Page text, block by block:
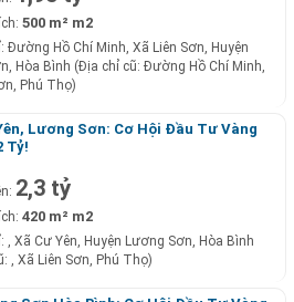
500 m² m2
Đường Hồ Chí Minh, Xã Liên Sơn, Huyện
Hòa Bình (Địa chỉ cũ: Đường Hồ Chí Minh,
Phú Thọ)
Lương Sơn: Cơ Hội Đầu Tư Vàng
Tỷ!
2,3 tỷ
420 m² m2
, Xã Cư Yên, Huyện Lương Sơn, Hòa Bình
, Xã Liên Sơn, Phú Thọ)